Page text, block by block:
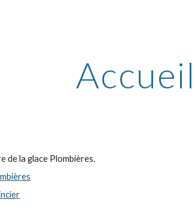
Accueil
de la glace Plombières.